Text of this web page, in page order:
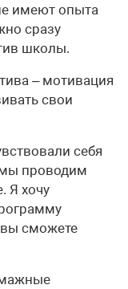
имеют опыта
сразу
школы.
– мотивация
свои
себя
проводим
Я хочу
вы сможете